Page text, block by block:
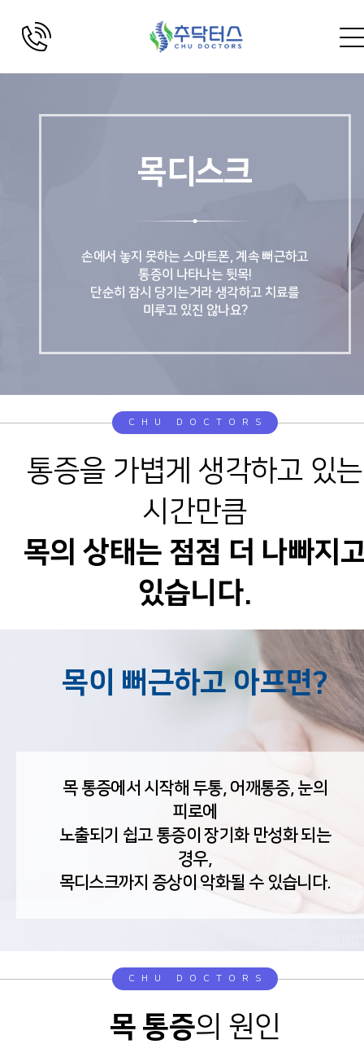
목디스크
손에서 놓지 못하는 스마트폰, 계속 뻐근하고
통증이 나타나는 뒷목!
단순히 잠시 당기는거라 생각하고 치료를
미루고 있진 않나요?
CHU DOCTORS
통증을 가볍게 생각하고 있는
시간만큼
목의 상태는 점점 더 나빠지
있습니다.
목이 뻐근하고 아프면?
목 통증에서 시작해 두통, 어깨통증, 눈의
피로에
노출되기 쉽고 통증이 장기화 만성화 되는
경우,
목디스크까지 증상이 악화될 수 있습니다.
CHU DOCTORS
목 통증의 원인